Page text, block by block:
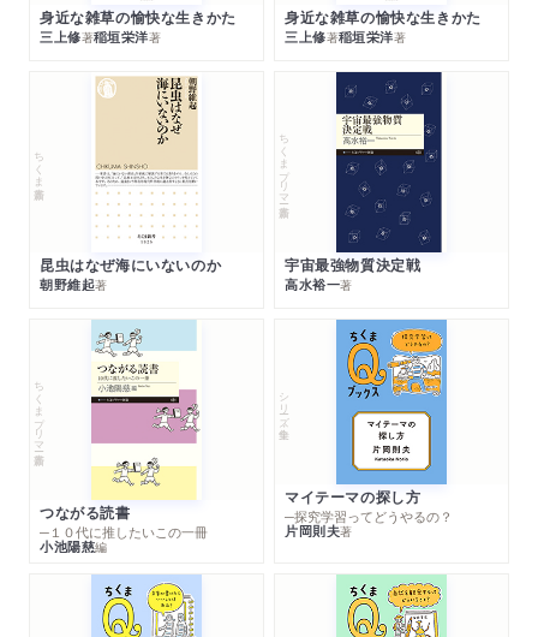
身近な雑草の愉快な生きかた
三上修著稲垣栄洋著
身近な雑草の愉快な生きかた
三上修著稲垣栄洋著
ちくま新書
昆虫はなぜ海にいないのか
朝野維起著
ちくまプリマー新書
宇宙最強物質決定戦
高水裕一著
ちくまプリマー新書
つながる読書
─１０代に推したいこの一冊
小池陽慈編
シリーズ・全集
マイテーマの探し方
─探究学習ってどうやるの？
片岡則夫著